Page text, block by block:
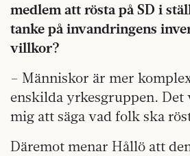
medlem att rösta på SD i
tanke på invandringens
villkor?
– Människor är mer
enskilda yrkesgruppen. Det
mig att säga vad folk ska
Däremot menar Hållö att